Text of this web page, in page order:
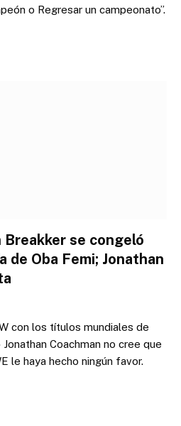
o Regresar un campeonato”.
Breakker se congeló
de Oba Femi; Jonathan
con los títulos mundiales de
Coachman no cree que
le haya hecho ningún favor.